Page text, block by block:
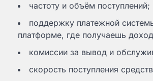
частоту и объём поступлений;
поддержку платежной
платформе, где получаешь
комиссии за вывод и
скорость поступления